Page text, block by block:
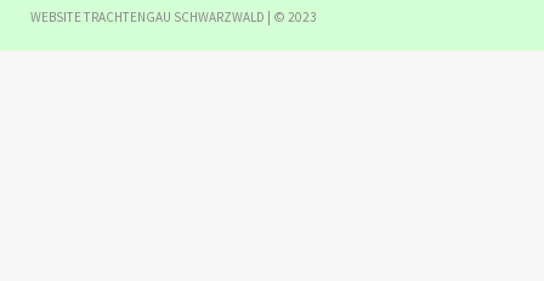
WEBSITE TRACHTENGAU SCHWARZWALD | © 2023